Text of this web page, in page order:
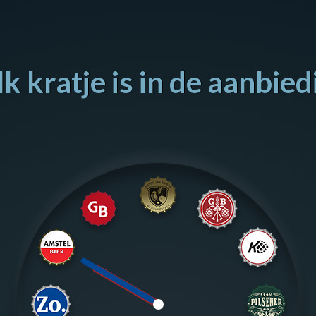
kratje is in de